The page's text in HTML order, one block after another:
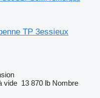
TP 3essieux
vide 13 870 lb Nombre